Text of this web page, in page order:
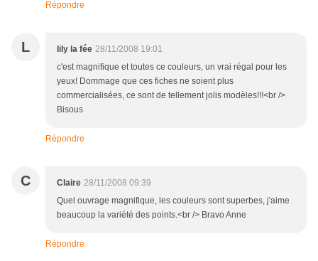
Répondre
L lily la fée 28/11/2008 19:01
c'est magnifique et toutes ce couleurs, un vrai régal pour les
yeux! Dommage que ces fiches ne soient plus
commercialisées, ce sont de tellement jolis modèles!!!<br />
Bisous
Répondre
C Claire 28/11/2008 09:39
Quel ouvrage magnifique, les couleurs sont superbes, j'aime
beaucoup la variété des points.<br /> Bravo Anne
Répondre